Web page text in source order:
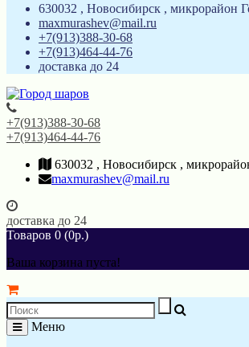
630032 , Новосибирск , микрорайон
maxmurashev@mail.ru
+7(913)388-30-68
+7(913)464-44-76
доставка до 24
+7(913)388-30-68
+7(913)464-44-76
630032 , Новосибирск ,
maxmurashev@mail.ru
доставка до 24
Товаров 0 (0р.)
Ваша корзина пуста!
Меню